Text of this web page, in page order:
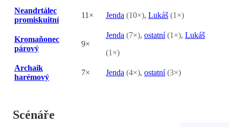
Neandrtálec
promiskuitní
11× Jenda (10×), Lukáš (1×)
Kromaňonec
párový
9×
Jenda (7×), ostatní (1×), Lukáš
(1×)
Archaik
harémový
7× Jenda (4×), ostatní (3×)
Scénáře